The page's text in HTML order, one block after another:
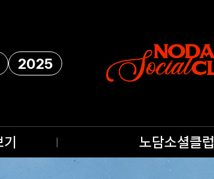
2025
기 노담소셜클럽